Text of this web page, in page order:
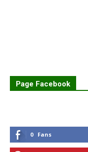
Page Facebook
0 Fans